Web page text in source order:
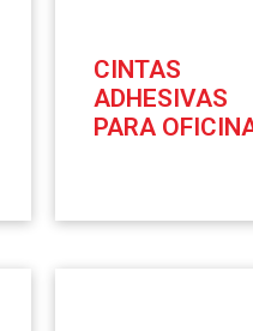
CINTAS
ADHESIVAS
PARA